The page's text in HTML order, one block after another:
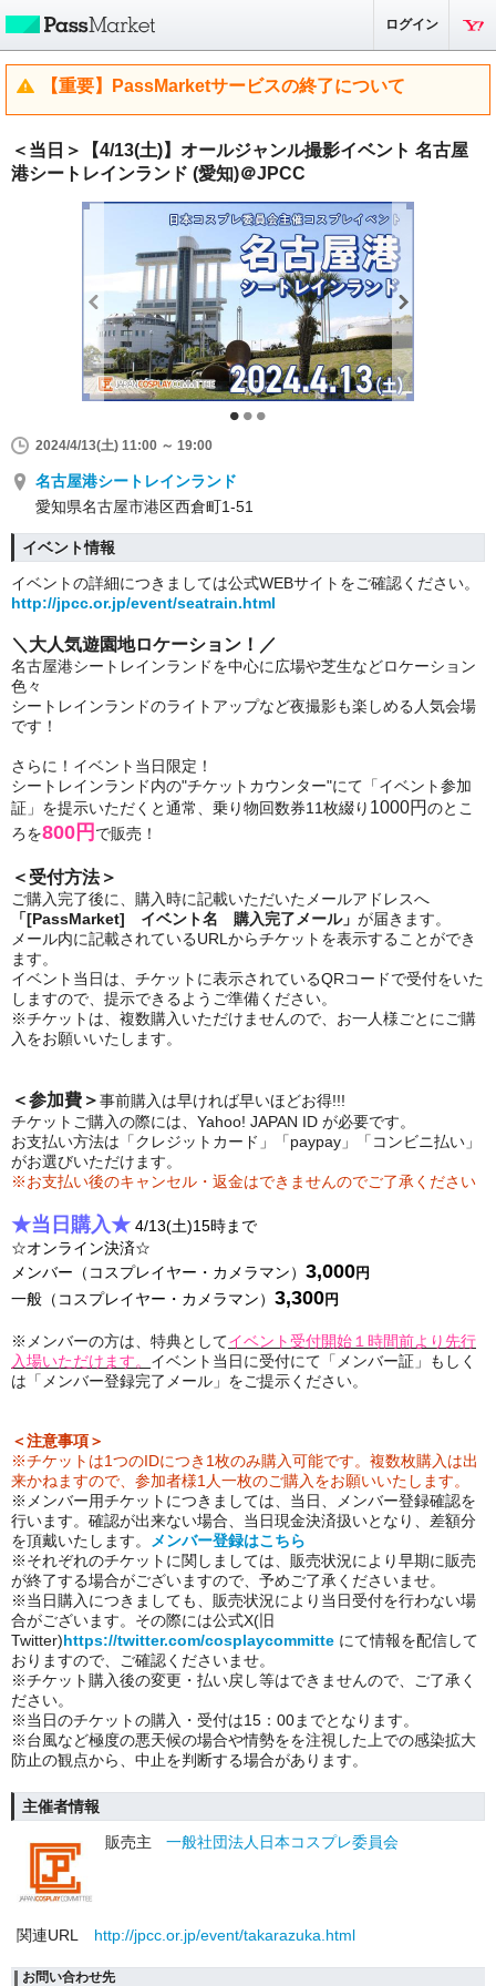
ログイン
【重要】PassMarketサービスの終了について
＜当日＞【4/13(土)】オールジャンル撮影イベント 名古屋
港シートレインランド (愛知)＠JPCC
2024/4/13(土) 11:00 ～ 19:00
名古屋港シートレインランド
愛知県名古屋市港区西倉町1-51
イベント情報
イベントの詳細につきましては公式WEBサイトをご確認ください。
http://jpcc.or.jp/event/seatrain.html
＼大人気遊園地ロケーション！／
名古屋港シートレインランドを中心に広場や芝生などロケーション
色々
シートレインランドのライトアップなど夜撮影も楽しめる人気会場
です！
さらに！イベント当日限定！
シートレインランド内の"チケットカウンター"にて 「イベント参加
証」を提示いただくと通常、乗り物回数券11枚綴り 1000円のとこ
ろを800円 で販売！
＜受付方法＞
ご購入完了後に、購入時に記載いただいたメールアドレスへ
「[PassMarket] イベント名 購入完了メール」 が届きます。
メール内に記載されているURLからチケットを表示することができ
ます。
イベント当日は、チケットに表示されているQRコードで受付をいた
しますので、提示できるようご準備ください。
※チケットは、複数購入いただけませんので、お一人様ごとにご購
入をお願いいたします。
＜参加費＞事前購入は早ければ早いほどお得!!!
チケットご購入の際には、Yahoo! JAPAN ID が必要です。
お支払い方法は「クレジットカード」「paypay」「コンビニ払い」
がお選びいただけます。
※お支払い後のキャンセル・返金はできませんのでご了承ください
★当日購入★ 4/13(土)15時まで
☆オンライン決済☆
メンバー（コスプレイヤー・カメラマン） 3,000円
一般（コスプレイヤー・カメラマン） 3,300円
※メンバーの方は、特典としてイベント受付開始１時間前より先行
入場いただけます。 イベント当日に受付にて「メンバー証」もしく
は「メンバー登録完了メール」をご提示ください。
＜注意事項＞
※チケットは1つのIDにつき1枚のみ購入可能です。複数枚購入は出
来かねますので、参加者様1人一枚のご購入をお願いいたします。
※メンバー用チケットにつきましては、当日、メンバー登録確認を
行います。確認が出来ない場合、当日現金決済扱いとなり、差額分
を頂戴いたします。
メンバー登録はこちら
※それぞれのチケットに関しましては、販売状況により早期に販売
が終了する場合がございますので、予めご了承くださいませ。
※当日購入につきましても、販売状況により当日受付を行わない場
合がございます。その際には公式X(旧
Twitter)https://twitter.com/cosplaycommitte にて情報を配信して
おりますので、ご確認くださいませ。
※チケット購入後の変更・払い戻し等はできませんので、ご了承く
ださい。
※当日のチケットの購入・受付は15：00までとなります。
※台風など極度の悪天候の場合や情勢をを注視した上での感染拡大
防止の観点から、中止を判断する場合があります。
主催者情報
販売主
一般社団法人日本コスプレ委員会
関連URL http://jpcc.or.jp/event/takarazuka.html
お問い合わせ先